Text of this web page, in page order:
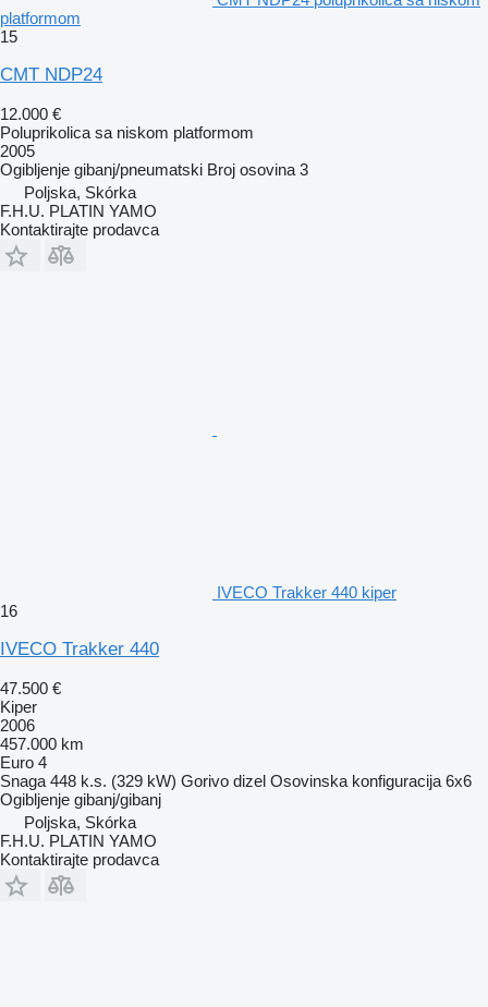
platformom
15
CMT NDP24
12.000 €
Poluprikolica sa niskom platformom
2005
Ogibljenje gibanj/pneumatski Broj osovina 3
Poljska, Skórka
F.H.U. PLATIN YAMO
Kontaktirajte prodavca
IVECO Trakker 440 kiper
16
IVECO Trakker 440
47.500 €
Kiper
2006
457.000 km
Euro 4
Snaga 448 k.s. (329 kW) Gorivo dizel Osovinska konfiguracija 6x6
Ogibljenje gibanj/gibanj
Poljska, Skórka
F.H.U. PLATIN YAMO
Kontaktirajte prodavca